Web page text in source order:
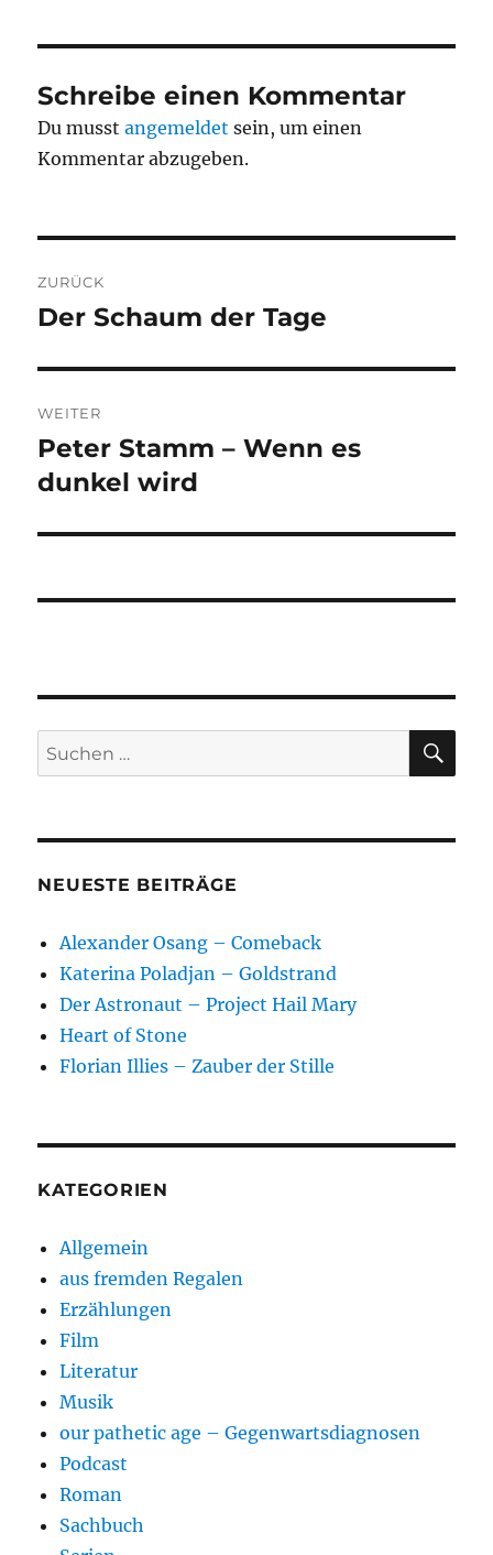
Schreibe einen Kommentar
Du musstangemeldet sein, um einen
Kommentar abzugeben.
ZURÜCK
Vorheriger
Der Schaum der Tage
WEITER
Nächster
Beitrag:
Peter Stamm – Wenn es
dunkel wird
Suchen
nach:
NEUESTE BEITRÄGE
Alexander Osang – Comeback
Katerina Poladjan – Goldstrand
Der Astronaut – Project Hail Mary
Heart of Stone
Florian Illies – Zauber der Stille
KATEGORIEN
Allgemein
aus fremden Regalen
Erzählungen
Film
Literatur
Musik
our pathetic age – Gegenwartsdiagnosen
Podcast
Roman
Sachbuch